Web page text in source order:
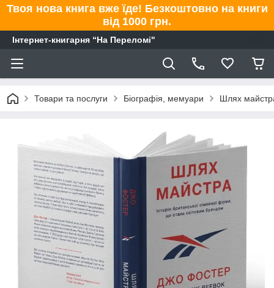
Твоя нова книга вже їде! Безкоштовно на книги
від 1000 грн.
Інтернет-книгарня “На Переломі"
Товари та послуги Біографія, мемуари Шлях